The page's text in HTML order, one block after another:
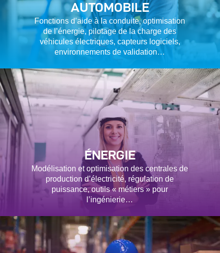
AUTOMOBILE
Fonctions d’aide à la conduite, optimisation
de l’énergie, pilotage de la charge des
véhicules électriques, capteurs logiciels,
environnements de validation…
ÉNERGIE
Modélisation et optimisation des centrales de
production d’électricité, régulation de
puissance, outils « métiers » pour
l’ingénierie…